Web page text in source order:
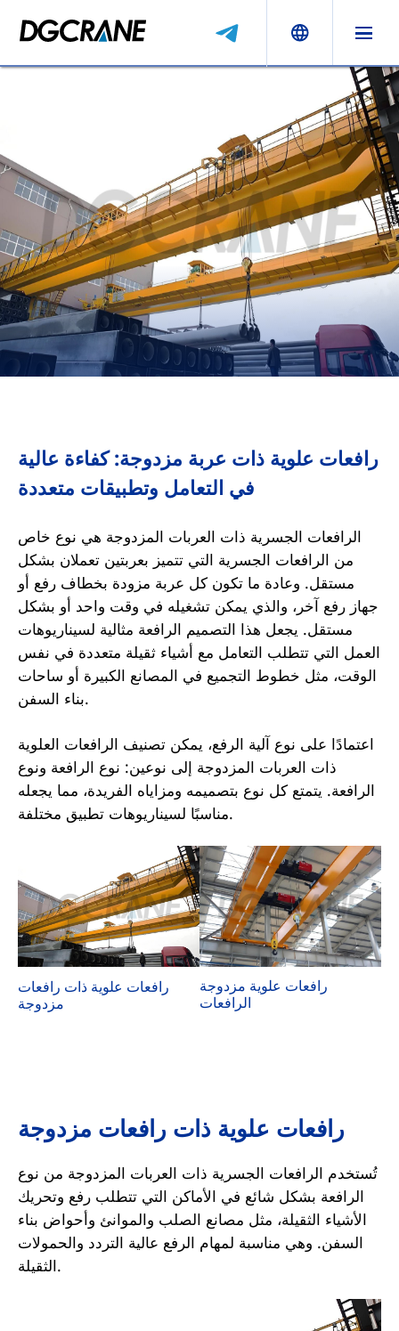
رافعات علوية ذات عربة مزدوجة: كفاءة عالية
في التعامل وتطبيقات متعددة
الرافعات الجسرية ذات العربات المزدوجة هي نوع خاص
من الرافعات الجسرية التي تتميز بعربتين تعملان بشكل
مستقل. وعادة ما تكون كل عربة مزودة بخطاف رفع أو
جهاز رفع آخر، والذي يمكن تشغيله في وقت واحد أو بشكل
مستقل. يجعل هذا التصميم الرافعة مثالية لسيناريوهات
العمل التي تتطلب التعامل مع أشياء ثقيلة متعددة في نفس
الوقت، مثل خطوط التجميع في المصانع الكبيرة أو ساحات
بناء السفن.
اعتمادًا على نوع آلية الرفع، يمكن تصنيف الرافعات العلوية
ذات العربات المزدوجة إلى نوعين: نوع الرافعة ونوع
الرافعة. يتمتع كل نوع بتصميمه ومزاياه الفريدة، مما يجعله
مناسبًا لسيناريوهات تطبيق مختلفة.
رافعات علوية ذات رافعات
مزدوجة
رافعات علوية مزدوجة
الرافعات
رافعات علوية ذات رافعات مزدوجة
تُستخدم الرافعات الجسرية ذات العربات المزدوجة من نوع
الرافعة بشكل شائع في الأماكن التي تتطلب رفع وتحريك
الأشياء الثقيلة، مثل مصانع الصلب والموانئ وأحواض بناء
السفن. وهي مناسبة لمهام الرفع عالية التردد والحمولات
الثقيلة.